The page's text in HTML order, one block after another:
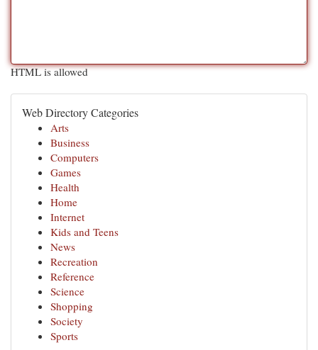
HTML is allowed
Web Directory Categories
Arts
Business
Computers
Games
Health
Home
Internet
Kids and Teens
News
Recreation
Reference
Science
Shopping
Society
Sports